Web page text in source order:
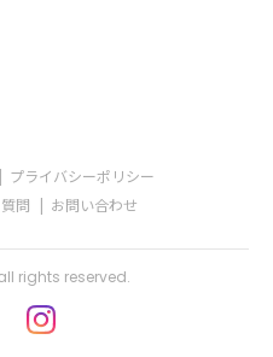
プライバシーポリシー
問 お問い合わせ
rights reserved.